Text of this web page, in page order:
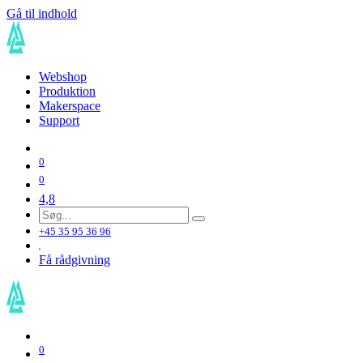
Gå til indhold
Webshop
Produktion
Makerspace
Support
0
0
4,8
+45 35 95 36 96
Få rådgivning
0